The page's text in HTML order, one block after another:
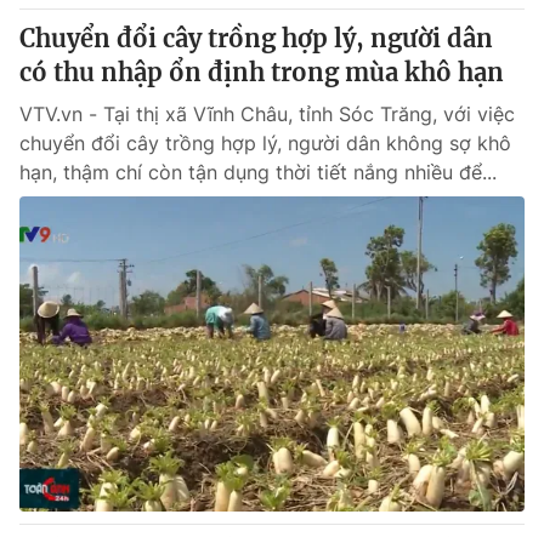
Chuyển đổi cây trồng hợp lý, người dân
có thu nhập ổn định trong mùa khô hạn
VTV.vn - Tại thị xã Vĩnh Châu, tỉnh Sóc Trăng, với việc
chuyển đổi cây trồng hợp lý, người dân không sợ khô
hạn, thậm chí còn tận dụng thời tiết nắng nhiều để...